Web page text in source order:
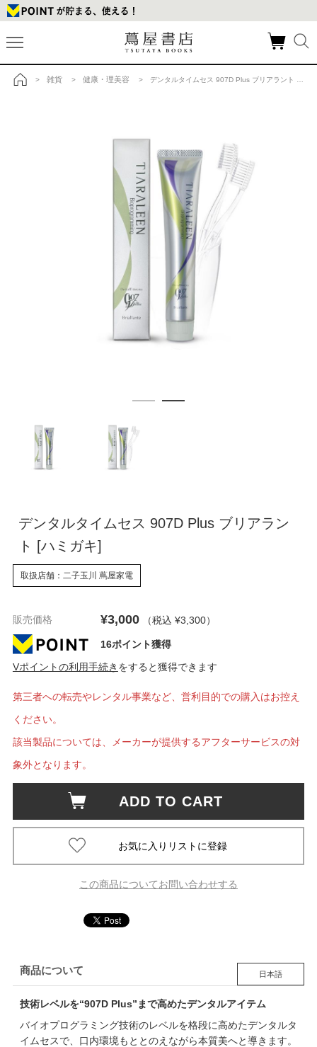
> 雑貨 > 健康・理美容 > デンタルタイムセス 907D Plus ブリアラント [ハミガキ] の商品詳細
デンタルタイムセス 907D Plus ブリアラン
ト [ハミガキ]
取扱店舗：二子玉川 蔦屋家電
販売価格 ¥3,000 （税込 ¥3,300）
16ポイント獲得
Vポイントの利用手続き をすると獲得できます
第三者への転売やレンタル事業など、営利目的での購入はお控え
ください。
該当製品については、メーカーが提供するアフターサービスの対
象外となります。
ADD TO CART
この商品についてお問い合わせする
商品について 日本語
技術レベルを“907D Plus”まで高めたデンタルアイテム
バイオプログラミング技術のレベルを格段に高めたデンタルタ
イムセスで、口内環境もととのえながら本質美へと導きます。